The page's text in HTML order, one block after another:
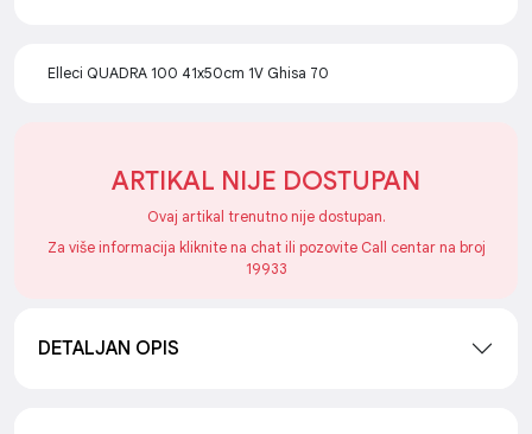
Elleci QUADRA 100 41x50cm 1V Ghisa 70
ARTIKAL NIJE DOSTUPAN
Ovaj artikal trenutno nije dostupan.
Za više informacija kliknite na chat ili pozovite Call centar na broj
19933
DETALJAN OPIS